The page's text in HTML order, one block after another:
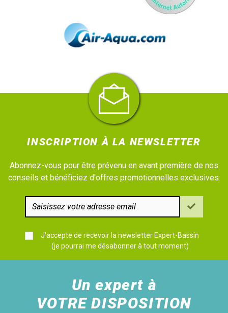
INSCRIPTION À LA NEWSLETTER
Abonnez-vous pour être prévenu en avant première de nos
conseils et bénéficiez d'offres promotionnelles exclusives.
J'accepte de recevoir la newsletter Expert-Bassin
(je pourrai me désabonner à tout moment)
Un expert à
VOTRE DISPOSITION